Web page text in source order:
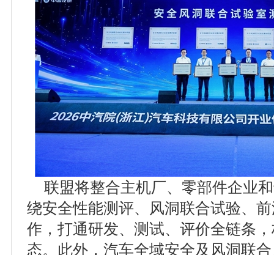
联盟将整合主机厂、零部件企业
绕安全性能测评、风洞联合试验、
作，打通研发、测试、评价全链条
态。此外，汽车全域安全及风洞联